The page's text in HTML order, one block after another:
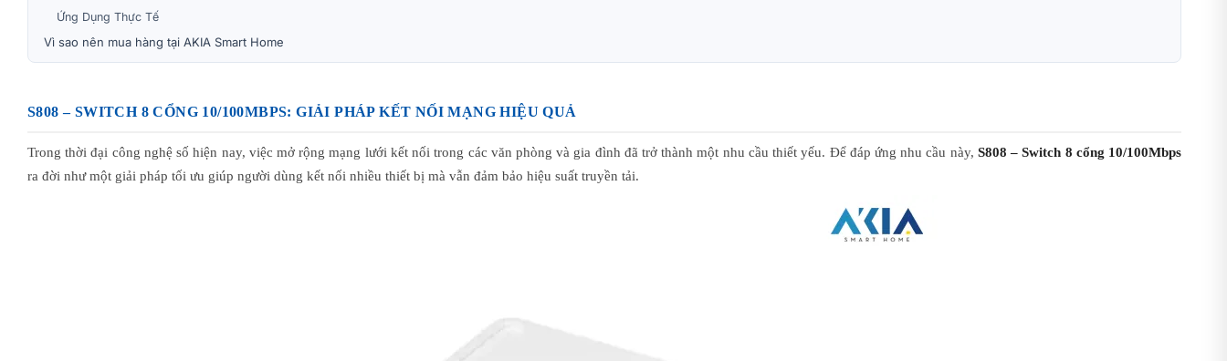
Ứng Dụng Thực Tế
Vì sao nên mua hàng tại AKIA Smart Home
S808 – SWITCH 8 CỔNG 10/100MBPS: GIẢI PHÁP KẾT NỐI MẠNG HIỆU QUẢ
Trong thời đại công nghệ số hiện nay, việc mở rộng mạng lưới kết nối trong các văn phòng và gia đình đã trở thành một nhu cầu thiết yếu. Để đáp ứng nhu cầu này, S808 – Switch 8 cổng 10/100Mbps
ra đời như một giải pháp tối ưu giúp người dùng kết nối nhiều thiết bị mà vẫn đảm bảo hiệu suất truyền tải.